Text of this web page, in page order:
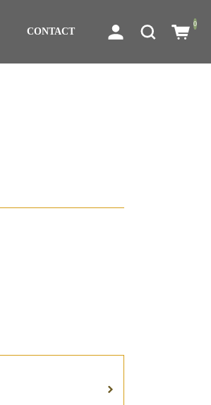
CONTACT
0